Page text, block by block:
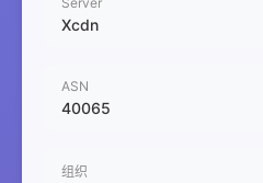
Xcdn
ASN
40065
组织